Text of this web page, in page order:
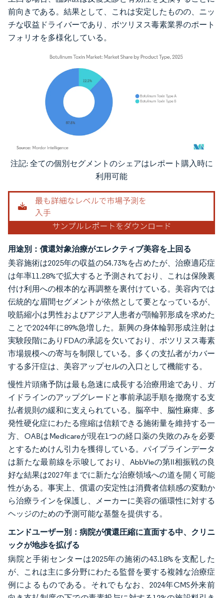
前向きである。結果として、これは安定したものの、ニッ
チな収益ドライバーであり、ボツリヌス毒素業界のポート
フォリオを多様化している。
画像 © Mordor Intelligence。再利用にはCC BY 4.0の表示が必要です。
注記: 全ての個別セグメントのシェアはレポート購入時に
利用可能
用途別：償還対象治療がエレクティブ美容を上回る
美容施術は2025年の収益の54.73%を占めたが、治療適応症
は年率11.28%で拡大すると予測されており、これは保険裏
付け利用への根本的な再調整を裏付けている。美容内では
伝統的な眉間セグメントが依然として要となっているが、
咬筋縮小は男性およびアジア人患者が顎輪郭形成を求めた
ことで2024年に89%急増した。新興の身体輪郭形成注射は
実験段階にありFDAの承認を欠いており、ボツリヌス毒素
市場規模への寄与を制限している。多くの支払者がカバー
する多汗症は、美容アップセルの入口として機能する。
慢性片頭痛予防は最も急速に成長する治療用途であり、ガ
イドラインのアップグレードと事前承認手順を撤廃する支
払者規則の緩和に支えられている。脳卒中、脳性麻痺、多
発性硬化症にわたる痙縮は信頼できる施術量を維持する一
方、OABはMedicareが現在1つの経口薬の失敗のみを必要
とするためけん引力を獲得している。パイプラインデータ
は新たな最前線を示唆しており、AbbVieの第II相振戦の良
好な結果は2027年までに新たな治療領域への道を開く可能
性がある。事実上、償還の安定性は消費者信頼感の変動か
ら治療ラインを保護し、メーカーに美容の循環性に対する
ヘッジのための予測可能な基盤を提供する。
エンドユーザー別：病院が償還圧縮に直面する中、クリニ
ックが地歩を拡げる
病院と手術センターは2025年の施術の43.18%を支配した
が、これは主に多分野にわたる監督を要する複雑な治療症
例によるものである。それでもなお、2024年CMS外来前